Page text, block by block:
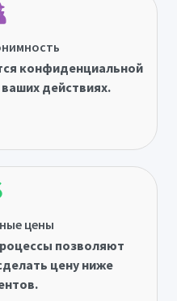
конфиденциальной
ваших действиях.
цены
позволяют
цену ниже